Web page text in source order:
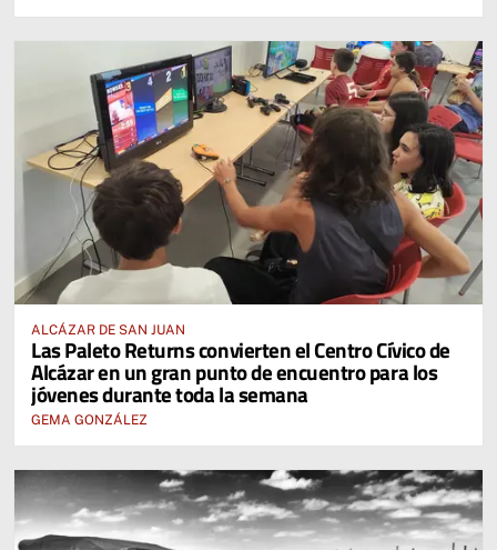
ALCÁZAR DE SAN JUAN
Las Paleto Returns convierten el Centro Cívico de
Alcázar en un gran punto de encuentro para los
jóvenes durante toda la semana
GEMA GONZÁLEZ